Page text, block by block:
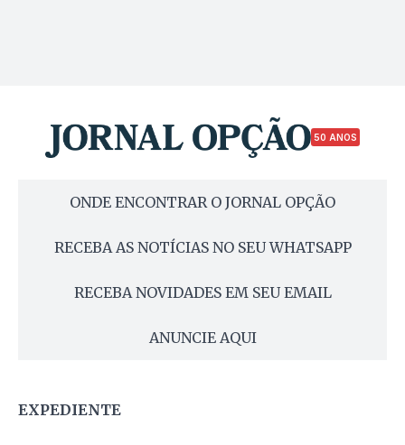
50 ANOS
ONDE ENCONTRAR O JORNAL OPÇÃO
RECEBA AS NOTÍCIAS NO SEU WHATSAPP
RECEBA NOVIDADES EM SEU EMAIL
ANUNCIE AQUI
EXPEDIENTE